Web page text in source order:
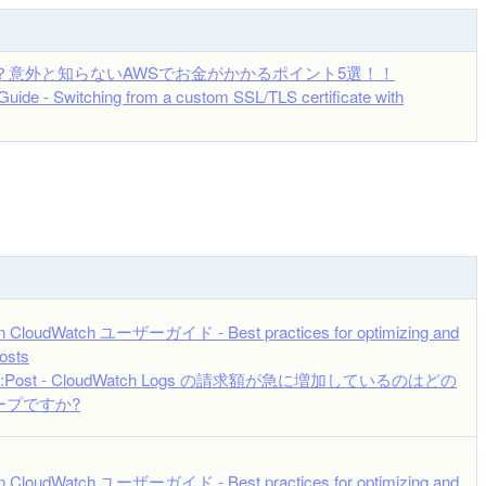
外と知らないAWSでお金がかかるポイント5選！！
- Switching from a custom SSL/TLS certificate with
CloudWatch ユーザーガイド - Best practices for optimizing and
- CloudWatch Logs の請求額が急に増加しているのはどの
プですか?
CloudWatch ユーザーガイド - Best practices for optimizing and